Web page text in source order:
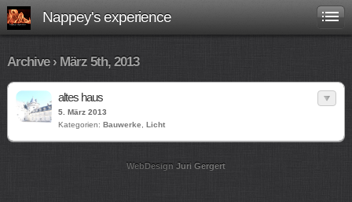
Nappey's experience
Archive › März 5th, 2013
altes haus
5. März 2013
Kategorien: Bauwerke Licht
WebDesign Juri Gergert